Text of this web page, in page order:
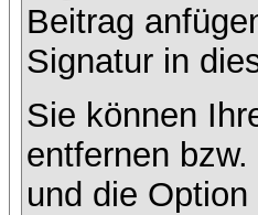
Beitrag
Signatur in
Sie können
entfernen
und die